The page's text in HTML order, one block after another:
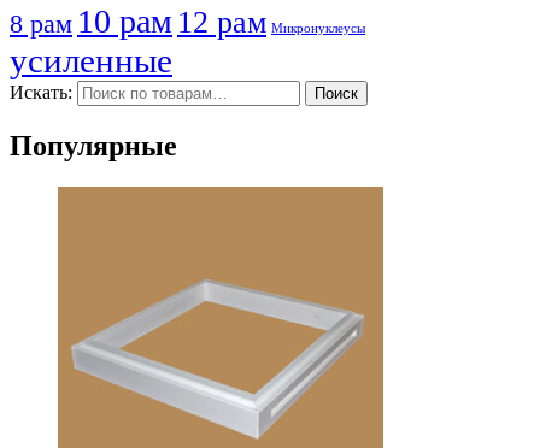
8 рам 10 рам 12 рам Микронуклеусы
усиленные
Искать: Поиск
Популярные